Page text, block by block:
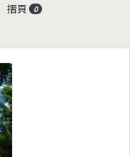
摺頁 0